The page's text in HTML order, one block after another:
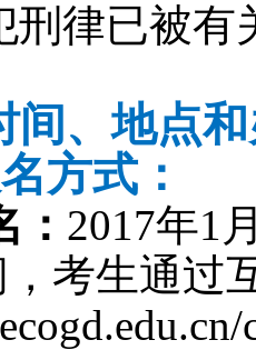
刑律已被
间、地点
方式：
： 2017年1
考生通过